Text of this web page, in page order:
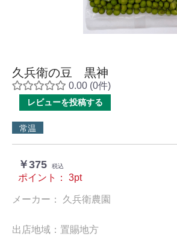
久兵衛の豆 黒神
0.00 (0件)
レビューを投稿する
常温
￥375 税込
ポイント： 3pt
メーカー： 久兵衛農園
出店地域：置賜地方